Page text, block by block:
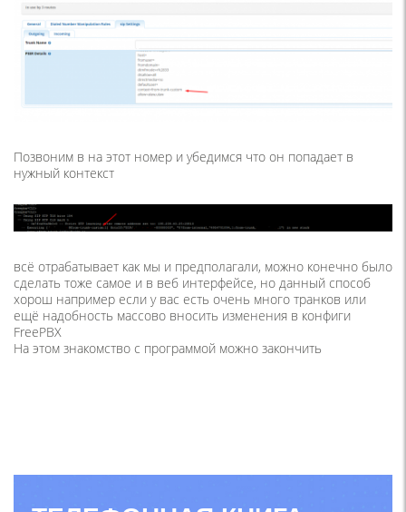
Позвоним в на этот номер и убедимся что он попадает в
нужный контекст
всё отрабатывает как мы и предполагали, можно конечно было
сделать тоже самое и в веб интерфейсе, но данный способ
хорош например если у вас есть очень много транков или
ещё надобность массово вносить изменения в конфиги
FreePBX
На этом знакомство с программой можно закончить